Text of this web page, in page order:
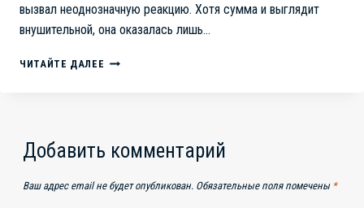
вызвал неоднозначную реакцию. Хотя сумма и выглядит
внушительной, она оказалась лишь…
ЧИТАЙТЕ ДАЛЕЕ НОВЫЕ
“ТРАНСПОРТНЫЙ
Добавить комментарий
Ваш адрес email не будет опубликован. Обязательные поля помечены *